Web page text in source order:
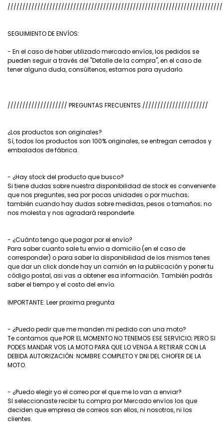
SEGUIMIENTO DE ENVÍOS:
- En el caso de haber utilizado mercado envíos, los pedidos se
pueden seguir a través del "Detalle de la compra", en el caso de
tener alguna duda, consúltenos, estamos para ayudarlo.
//////////////////// PREGUNTAS FRECUENTES //////////////////////
¿Los productos son originales?
Sí, todos los productos son 100% originales, se entregan cerrados y
embalados de fábrica.
- ¿Hay stock del producto que busco?
Si tiene dudas sobre nuestra disponibilidad de stock es conveniente
que nos preguntes, sea por pocas unidades o por muchas;
también cuando hay dudas sobre medidas, pesos o tamaños; no
nos molesta y nos agradará responderte.
- ¿Cuánto tengo que pagar por el envío?
Para saber cuanto sale tu envio a domicilio (en el caso de
corresponder) o para saber la disponibilidad de los mismos tenes
que dar un click donde hay un camión en la publicación y poner tu
código postal, asi vas a obtener esa información. También podrás
saber el tiempo y el costo del envío.
IMPORTANTE: Leer proxima pregunta
- ¿Puedo pedir que me manden mi pedido con una moto?
Te contamos que POR EL MOMENTO NO TENEMOS ESE SERVICIO; PERO SI
PODES MANDAR VOS LA MOTO PARA QUE LO VENGA A RETIRAR CON LA
DEBIDA AUTORIZACIÓN: NOMBRE COMPLETO Y DNI DEL CHOFER DE LA
MOTO.
- ¿Puedo elegir yo el correo por el que me lo van a enviar?
SI seleccionaste recibir tu compra por Mercado envíos los que
deciden que empresa de correos son ellos, ni nosotros, ni los
clientes.